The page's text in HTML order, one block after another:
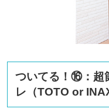
ついてる！⑯：超
レ（TOTO or